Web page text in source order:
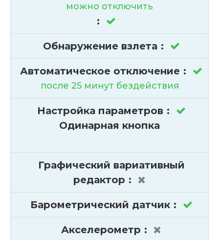
можно отключить
:
Обнаружение взлета :
Автоматическое отключение :
после 25 минут бездействия
Настройка параметров :
Одинарная кнопка
Графический вариативный
редактор :
Барометрический датчик :
Акселерометр :